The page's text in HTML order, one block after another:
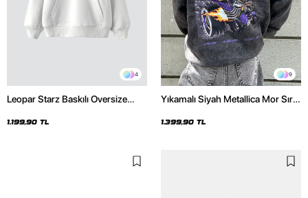
4
Leopar Starz Baskılı Oversize
1.199,90 TL
9
Yıkamalı Siyah Metallica Mor Sırt
Hoodie
1.399,90 TL